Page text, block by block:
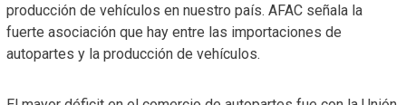
producción de vehículos en nuestro país. AFAC señala la
fuerte asociación que hay entre las importaciones de
autopartes y la producción de vehículos.